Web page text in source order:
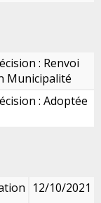
: Renvoi
Municipalité
: Adoptée
12/10/2021